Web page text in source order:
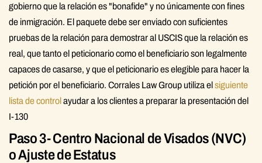
gobierno que la relación es "bonafide" y no únicamente con fines
de inmigración. El paquete debe ser enviado con suficientes
pruebas de la relación para demostrar al USCIS que la relación es
real, que tanto el peticionario como el beneficiario son legalmente
capaces de casarse, y que el peticionario es elegible para hacer la
petición por el beneficiario. Corrales Law Group utiliza elsiguiente
lista de controlayudar a los clientes a preparar la presentación del
I-130
Paso 3- Centro Nacional de Visados (NVC)
o Ajuste de Estatus